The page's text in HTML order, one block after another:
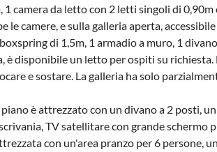
1 camera da letto con 2 letti singoli di
le camere, e sulla galleria aperta,
di 1,5m, 1 armadio a muro, 1
è disponibile un letto per ospiti su
e sostare. La galleria ha solo
è attrezzato con un divano a 2 posti,
TV satellitare con grande schermo
con un'area pranzo per 6 persone,